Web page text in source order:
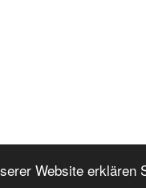
Website